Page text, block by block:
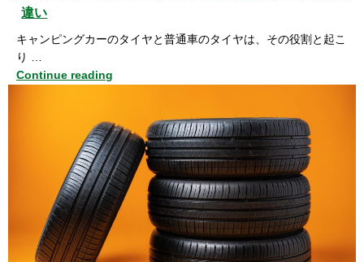
違い
キャンピングカーのタイヤと普通車のタイヤは、その役割と起こ
り …
Continue reading